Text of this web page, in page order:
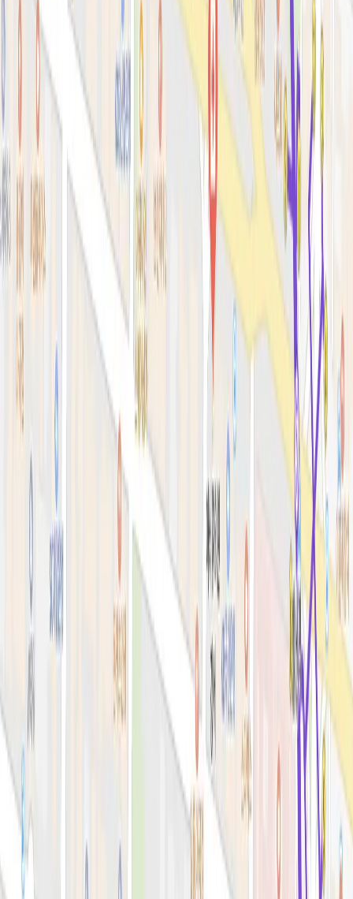
피부 고민별 가이드
시술&가격